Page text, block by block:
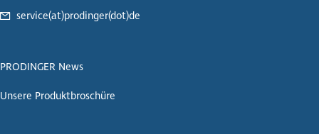
service(at)prodinger(dot)de
PRODINGER News
Unsere Produkt­bro­schüre